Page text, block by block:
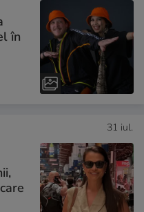
în
31 iul.